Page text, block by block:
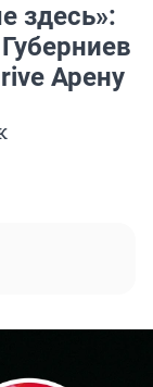
здесь»:
Арену